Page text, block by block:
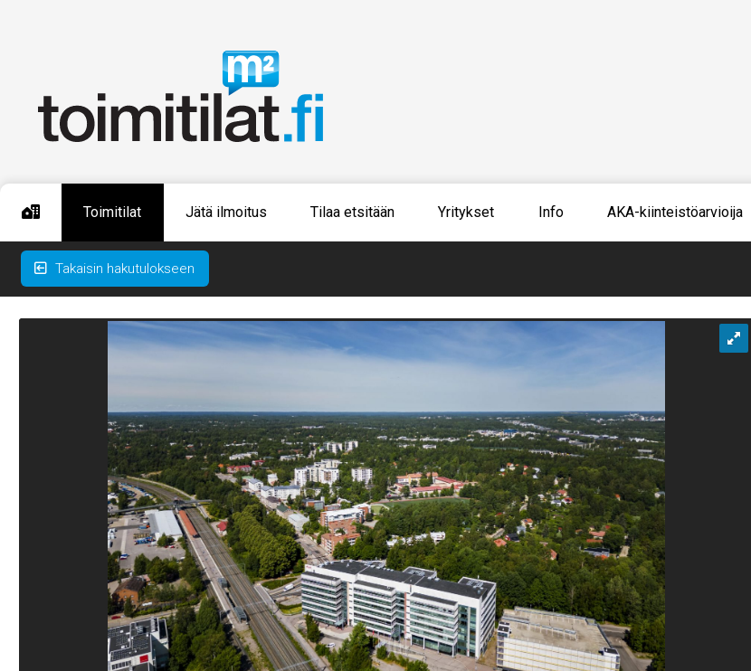
Toimitilat Jätä ilmoitus Tilaa etsitään Yritykset Info AKA-kiinteistöarvioija
Takaisin hakutulokseen